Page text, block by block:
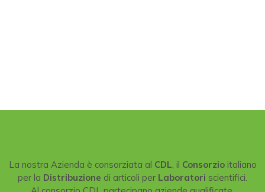
La nostra Azienda è consorziata al CDL , il Consorzioitaliano
per la Distribuzione di articoli per Laboratori scientifici.